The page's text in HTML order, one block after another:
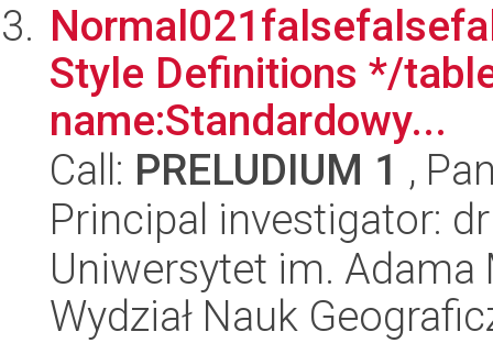
Style Definitions */
name:Standardowy...
Call: PRELUDIUM 1 ,
Principal investigator:
Uniwersytet im.
Wydział Nauk